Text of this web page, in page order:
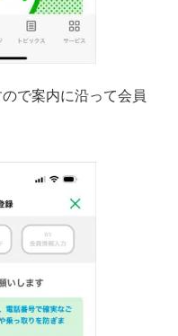
で案内に沿って会員